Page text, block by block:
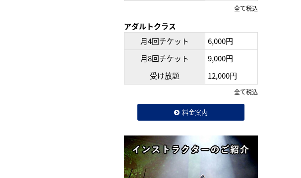
全て税込
アダルトクラス
月4回チケット
6,000円
月8回チケット
9,000円
受け放題
12,000円
全て税込
料金案内